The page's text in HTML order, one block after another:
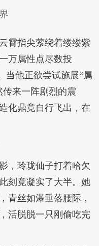
霄指尖萦绕着缕缕紫
万属性点尽数投
当他正欲尝试施展“属
来一阵剧烈的震
化鼎竟自行飞出，在
，玲珑仙子打着哈欠
刻竟凝实了大半。她
青丝如瀑垂落腰际，
活脱脱一只刚偷吃完